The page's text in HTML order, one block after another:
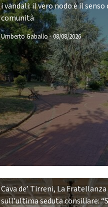
i vandali: il vero nodo è il senso
comunità
Umberto Gaballo-08/08/2026
Cava de’ Tirreni, La Fratellanza
sull'ultima seduta consiliare: